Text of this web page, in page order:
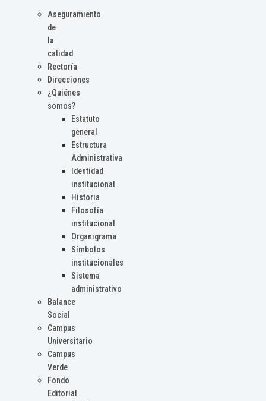
Aseguramiento
de
la
calidad
Rectoría
Direcciones
¿Quiénes
somos?
Estatuto
general
Estructura
Administrativa
Identidad
institucional
Historia
Filosofía
institucional
Organigrama
Símbolos
institucionales
Sistema
administrativo
Balance
Social
Campus
Universitario
Campus
Verde
Fondo
Editorial